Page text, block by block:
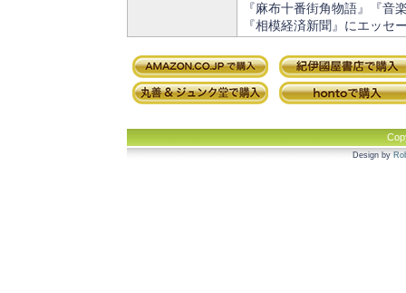
『麻布十番街角物語』『音
『相模経済新聞』にエッセ
Design by